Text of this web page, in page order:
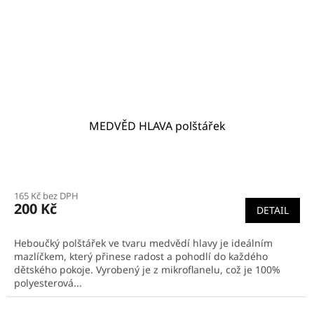
MEDVĚD HLAVA polštářek
165 Kč bez DPH
200 Kč DETAIL
Heboučký polštářek ve tvaru medvědí hlavy je ideálním
mazlíčkem, který přinese radost a pohodlí do každého
dětského pokoje. Vyrobený je z mikroflanelu, což je 100%
polyesterová...